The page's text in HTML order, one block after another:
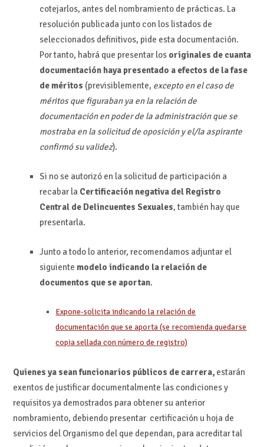
cotejarlos, antes del nombramiento de prácticas. La
resolución publicada junto con los listados de
seleccionados definitivos, pide esta documentación.
Por tanto, habrá que presentar losoriginales de cuanta
documentación haya presentado a efectos de la fase
de méritos (previsiblemente, excepto en el caso de
méritos que figuraban ya en la relación de
documentación en poder de la administración que se
mostraba en la solicitud de oposición y el/la aspirante
confirmó su validez).
Si no se autorizó en la solicitud de participación a
recabar la Certificación negativa del Registro
Central de Delincuentes Sexuales, también hay que
presentarla.
Junto a todo lo anterior, recomendamos adjuntar el
siguiente modelo indicando la relación de
documentos que se aportan.
Expone-solicita indicando la relación de
documentación que se aporta (se recomienda quedarse
copia sellada con número de registro)
Quienes ya sean funcionarios públicos de carrera,estarán
exentos de justificar documentalmente las condiciones y
requisitos ya demostrados para obtener su anterior
nombramiento, debiendo presentar certificación u hoja de
servicios del Organismo del que dependan, para acreditar tal